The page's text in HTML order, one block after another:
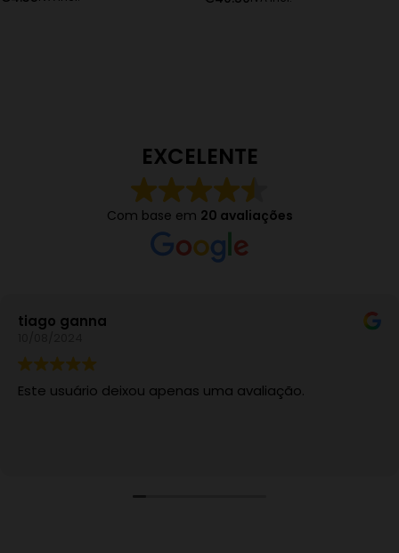
EXCELENTE
Com base em 20 avaliações
tiago ganna
Este usuário deixou apenas uma avaliação.